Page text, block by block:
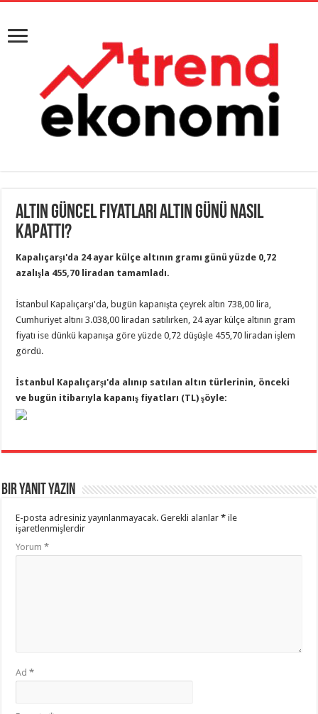
Altın Güncel Fiyatları Altın Günü Nasıl
Kapattı?
Kapalıçarşı'da 24 ayar külçe altının gramı günü yüzde 0,72
azalışla 455,70 liradan tamamladı.
İstanbul Kapalıçarşı'da, bugün kapanışta çeyrek altın 738,00 lira,
Cumhuriyet altını 3.038,00 liradan satılırken, 24 ayar külçe altının gram
fiyatı ise dünkü kapanışa göre yüzde 0,72 düşüşle 455,70 liradan işlem
gördü.
İstanbul Kapalıçarşı'da alınıp satılan altın türlerinin, önceki
ve bugün itibarıyla kapanış fiyatları (TL) şöyle:
Bir yanıt yazın
E-posta adresiniz yayınlanmayacak. Gerekli alanlar* ile
işaretlenmişlerdir
Yorum*
Ad*